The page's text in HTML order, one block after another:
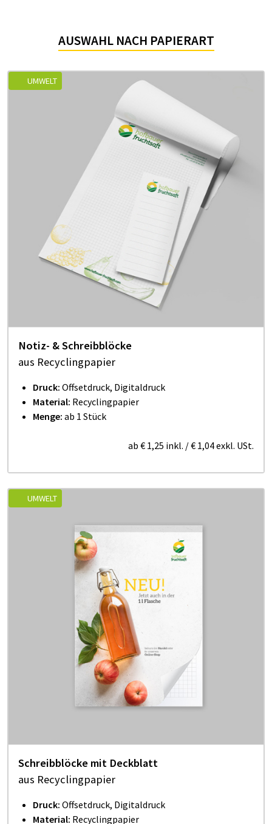
AUSWAHL NACH PAPIERART
UMWELT
Notiz- & Schreibblöcke
aus Recyclingpapier
Druck: Offsetdruck, Digitaldruck
Material: Recyclingpapier
Menge: ab 1 Stück
ab € 1,25 inkl. /€ 1,04exkl. USt.
UMWELT
Schreibblöcke mit Deckblatt
aus Recyclingpapier
Druck: Offsetdruck, Digitaldruck
Material: Recyclingpapier